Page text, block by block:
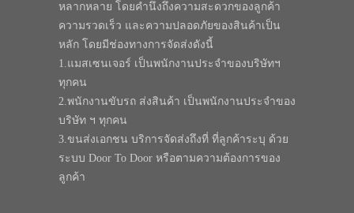
หลากหลาย โดยคำนึงถึงความสะดวกของลูกค้า
ความรวดเร็ว และความปลอดภัยของสินค้าเป็น
หลัก โดยมีช่องทางการจัดส่งดังนี้
1.แมสเซนเจอร์ เป็นพนักงานประจำของบริษัทฯ
ทุกคน
2.พนักงานขับรถ ส่งสินค้า เป็นพนักงานประจำของ
บริษัท ฯ ทุกคน
3.ขนส่งเอกชน บริการจัดส่งถึงที่ ที่ลูกค้าระบุ ด้วย
ระบบ Door To Door หรือตามความต้องการของ
ลูกค้า